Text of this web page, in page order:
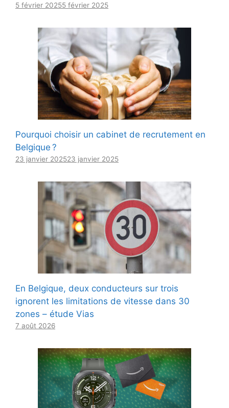
5 février 20255 février 2025
Pourquoi choisir un cabinet de recrutement en
Belgique ?
23 janvier 202523 janvier 2025
En Belgique, deux conducteurs sur trois
ignorent les limitations de vitesse dans 30
zones – étude Vias
7 août 2026